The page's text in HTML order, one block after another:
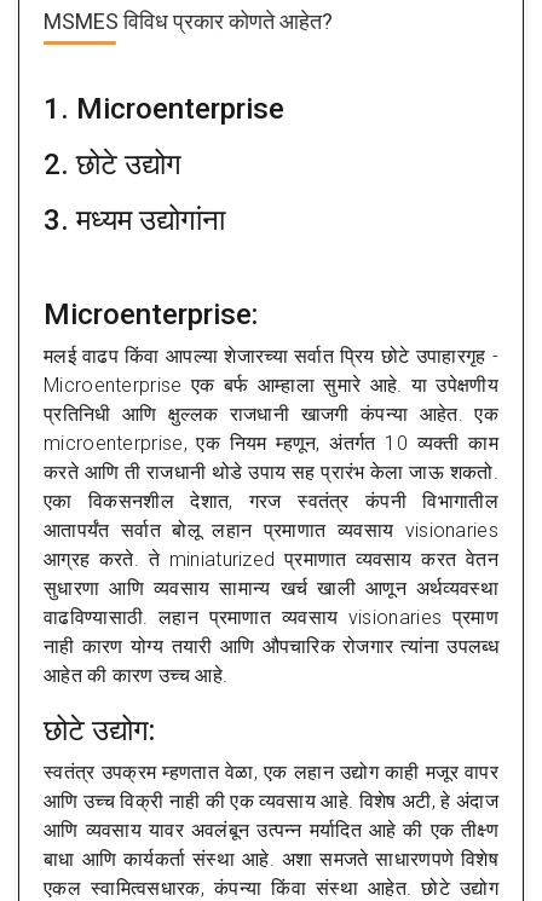
MSMES विविध प्रकार कोणते आहेत?
1. Microenterprise
2. छोटे उद्योग
3. मध्यम उद्योगांना
Microenterprise:
मलई वाढप किंवा आपल्या शेजारच्या सर्वात प्रिय छोटे उपाहारगृह -
Microenterprise एक बर्फ आम्हाला सुमारे आहे. या उपेक्षणीय
प्रतिनिधी आणि क्षुल्लक राजधानी खाजगी कंपन्या आहेत. एक
microenterprise, एक नियम म्हणून, अंतर्गत 10 व्यक्ती काम
करते आणि ती राजधानी थोडे उपाय सह प्रारंभ केला जाऊ शकतो.
एका विकसनशील देशात, गरज स्वतंत्र कंपनी विभागातील
आतापर्यंत सर्वात बोलू लहान प्रमाणात व्यवसाय visionaries
आग्रह करते. ते miniaturized प्रमाणात व्यवसाय करत वेतन
सुधारणा आणि व्यवसाय सामान्य खर्च खाली आणून अर्थव्यवस्था
वाढविण्यासाठी. लहान प्रमाणात व्यवसाय visionaries प्रमाण
नाही कारण योग्य तयारी आणि औपचारिक रोजगार त्यांना उपलब्ध
आहेत की कारण उच्च आहे.
छोटे उद्योग:
स्वतंत्र उपक्रम म्हणतात वेळा, एक लहान उद्योग काही मजूर वापर
आणि उच्च विक्री नाही की एक व्यवसाय आहे. विशेष अटी, हे अंदाज
आणि व्यवसाय यावर अवलंबून उत्पन्न मर्यादित आहे की एक तीक्ष्ण
बाधा आणि कार्यकर्ता संस्था आहे. अशा समजते साधारणपणे विशेष
एकल स्वामित्वसधारक, कंपन्या किंवा संस्था आहेत. छोटे उद्योग